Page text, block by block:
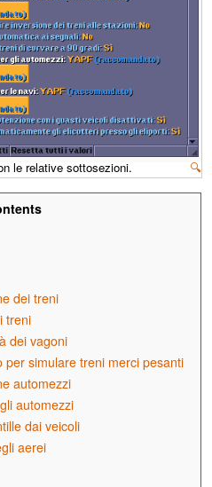
🔍
le relative sottosezioni.
dei treni
treni
dei vagoni
per simulare treni merci pesanti
automezzi
automezzi
dai veicoli
aerei